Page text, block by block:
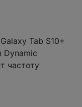
Tab S10+
Dynamic
частоту